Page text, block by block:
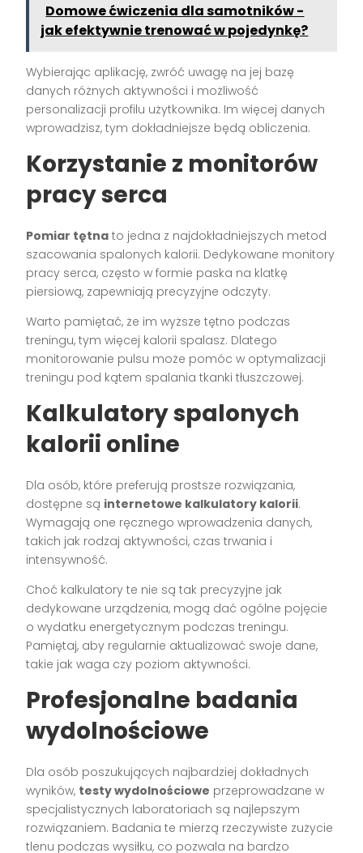
Domowe ćwiczenia dla samotników -
jak efektywnie trenować w pojedynkę?
Wybierając aplikację, zwróć uwagę na jej bazę
danych różnych aktywności i możliwość
personalizacji profilu użytkownika. Im więcej danych
wprowadzisz, tym dokładniejsze będą obliczenia.
Korzystanie z monitorów
pracy serca
Pomiar tętna to jedna z najdokładniejszych metod
szacowania spalonych kalorii. Dedykowane monitory
pracy serca, często w formie paska na klatkę
piersiową, zapewniają precyzyjne odczyty.
Warto pamiętać, że im wyższe tętno podczas
treningu, tym więcej kalorii spalasz. Dlatego
monitorowanie pulsu może pomóc w optymalizacji
treningu pod kątem spalania tkanki tłuszczowej.
Kalkulatory spalonych
kalorii online
Dla osób, które preferują prostsze rozwiązania,
dostępne są internetowe kalkulatory kalorii.
Wymagają one ręcznego wprowadzenia danych,
takich jak rodzaj aktywności, czas trwania i
intensywność.
Choć kalkulatory te nie są tak precyzyjne jak
dedykowane urządzenia, mogą dać ogólne pojęcie
o wydatku energetycznym podczas treningu.
Pamiętaj, aby regularnie aktualizować swoje dane,
takie jak waga czy poziom aktywności.
Profesjonalne badania
wydolnościowe
Dla osób poszukujących najbardziej dokładnych
wyników, testy wydolnościowe przeprowadzane w
specjalistycznych laboratoriach są najlepszym
rozwiązaniem. Badania te mierzą rzeczywiste zużycie
tlenu podczas wysiłku, co pozwala na bardzo